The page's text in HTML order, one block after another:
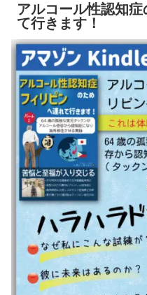
アルコール性認知
て行きます！